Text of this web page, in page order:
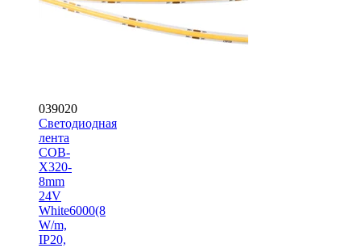
039020
Светодиодная
лента
COB-
X320-
8mm
24V
White6000(8
W/m,
IP20,